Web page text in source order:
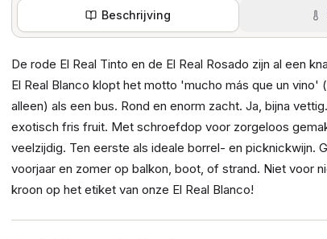
Beschrijving
De rode El Real Tinto en de El Real Rosado zijn al een
El Real Blanco klopt het motto 'mucho más que un vino'
alleen) als een bus. Rond en enorm zacht. Ja, bijna
exotisch fris fruit. Met schroefdop voor zorgeloos
veelzijdig. Ten eerste als ideale borrel- en picknickwijn.
voorjaar en zomer op balkon, boot, of strand. Niet voor
kroon op het etiket van onze El Real Blanco!